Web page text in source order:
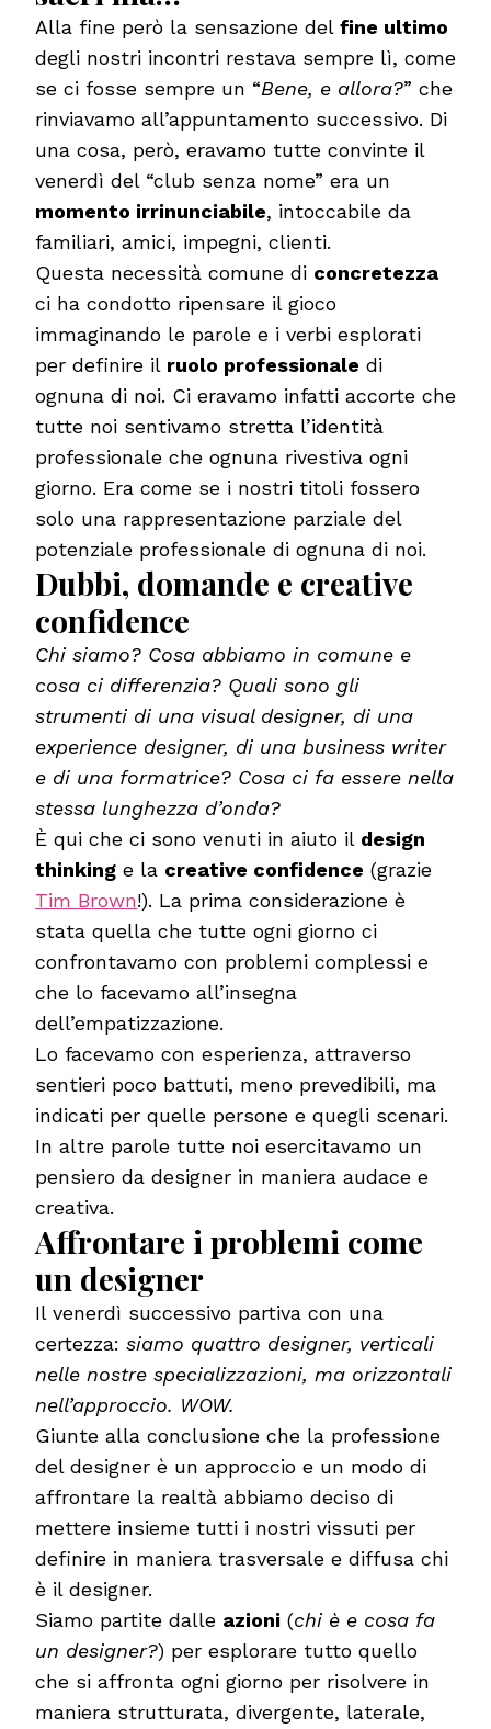
Alla fine però la sensazione del fine ultimo
degli nostri incontri restava sempre lì, come
se ci fosse sempre un “Bene, e allora?” che
rinviavamo all’appuntamento successivo. Di
una cosa, però, eravamo tutte convinte il
venerdì del “club senza nome” era un
momento irrinunciabile, intoccabile da
familiari, amici, impegni, clienti.
Questa necessità comune di concretezza
ci ha condotto ripensare il gioco
immaginando le parole e i verbi esplorati
per definire il ruolo professionale di
ognuna di noi. Ci eravamo infatti accorte che
tutte noi sentivamo stretta l’identità
professionale che ognuna rivestiva ogni
giorno. Era come se i nostri titoli fossero
solo una rappresentazione parziale del
potenziale professionale di ognuna di noi.
Dubbi, domande e creative
confidence
Chi siamo? Cosa abbiamo in comune e
cosa ci differenzia? Quali sono gli
strumenti di una visual designer, di una
experience designer, di una business writer
e di una formatrice? Cosa ci fa essere nella
stessa lunghezza d’onda?
È qui che ci sono venuti in aiuto il design
thinking e la creative confidence (grazie
Tim Brown!). La prima considerazione è
stata quella che tutte ogni giorno ci
confrontavamo con problemi complessi e
che lo facevamo all’insegna
dell’empatizzazione.
Lo facevamo con esperienza, attraverso
sentieri poco battuti, meno prevedibili, ma
indicati per quelle persone e quegli scenari.
In altre parole tutte noi esercitavamo un
pensiero da designer in maniera audace e
creativa.
Affrontare i problemi come
un designer
Il venerdì successivo partiva con una
certezza: siamo quattro designer, verticali
nelle nostre specializzazioni, ma orizzontali
nell’approccio. WOW.
Giunte alla conclusione che la professione
del designer è un approccio e un modo di
affrontare la realtà abbiamo deciso di
mettere insieme tutti i nostri vissuti per
definire in maniera trasversale e diffusa chi
è il designer.
Siamo partite dalle azioni (chi è e cosa fa
un designer?) per esplorare tutto quello
che si affronta ogni giorno per risolvere in
maniera strutturata, divergente, laterale,